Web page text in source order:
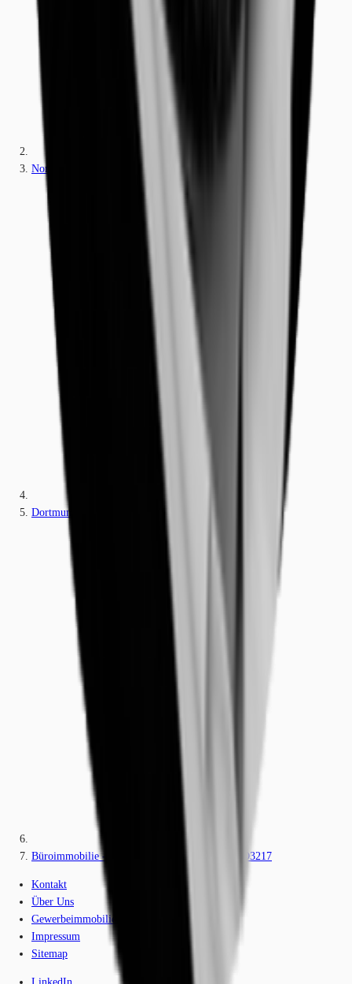
Nordrhein-Westfalen
Dortmund
Büroimmobilie - Dortmund, Innenstadt-West - D3217
Kontakt
Über Uns
Gewerbeimmobilien-Lexikon
Impressum
Sitemap